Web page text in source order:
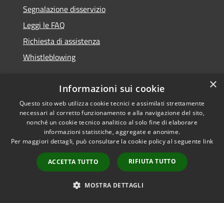
Segnalazione disservizio
Leggi le FAQ
Richiesta di assistenza
Whistleblowing
Amministrazione trasparente
Statistiche visitatori del sito
Informativa privacy
×
Informazioni sui cookie
Questo sito web utilizza cookie tecnici e assimilati strettamente
necessari al corretto funzionamento e alla navigazione del sito,
nonché un cookie tecnico analitico al solo fine di elaborare
informazioni statistiche, aggregate e anonime.
Per maggiori dettagli, può consultare la cookie policy al seguente link
ACCETTA TUTTO RIFIUTA TUTTO
MOSTRA DETTAGLI